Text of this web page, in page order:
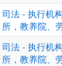
司法 - 执行机
所，教养院、
司法 - 执行机
所，教养院、